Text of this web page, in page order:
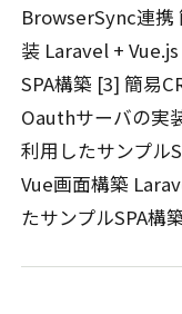
BrowserSync連携
装 Laravel +
SPA構築 [3] 簡易
Oauthサーバの実
利用したサンプル
Vue画面構築
たサンプルSPA構